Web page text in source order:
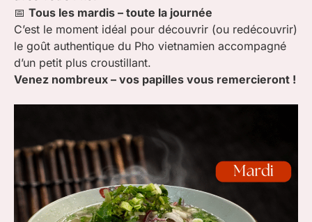
📅 Tous les mardis – toute la journée
C’est le moment idéal pour découvrir (ou redécouvrir)
le goût authentique du Pho vietnamien accompagné
d’un petit plus croustillant.
Venez nombreux – vos papilles vous remercieront !